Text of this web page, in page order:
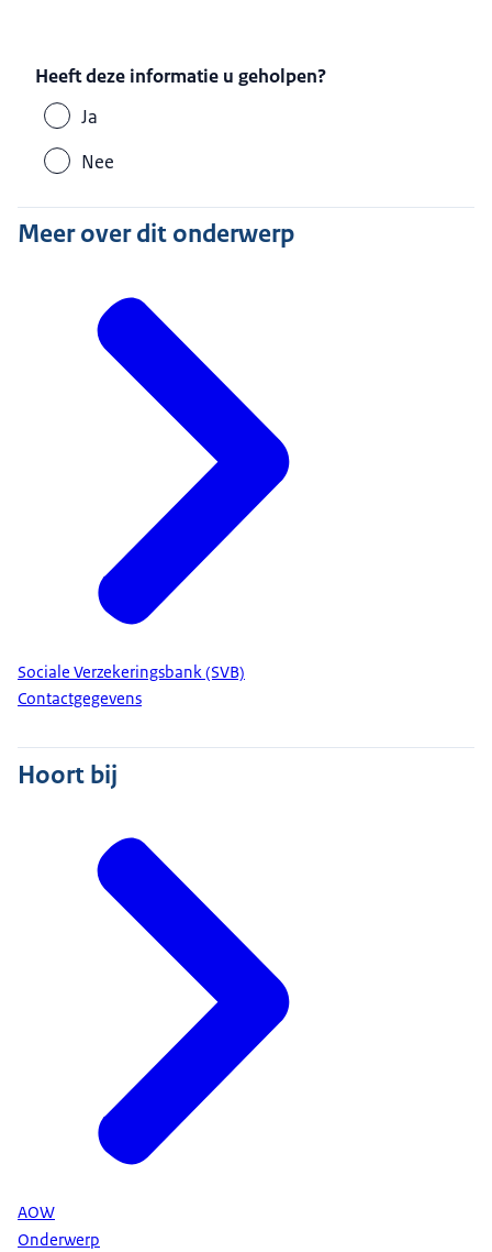
Heeft deze informatie u geholpen?
Ja
Nee
Meer over dit onderwerp
Sociale Verzekeringsbank (SVB)
Contactgegevens
Hoort bij
AOW
Onderwerp